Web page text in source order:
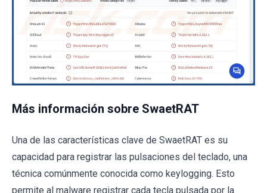
Más información sobre SwaetRAT
Una de las características clave de SwaetRAT es su
capacidad para registrar las pulsaciones del teclado, una
técnica comúnmente conocida como keylogging. Esto
permite al malware registrar cada tecla pulsada por la